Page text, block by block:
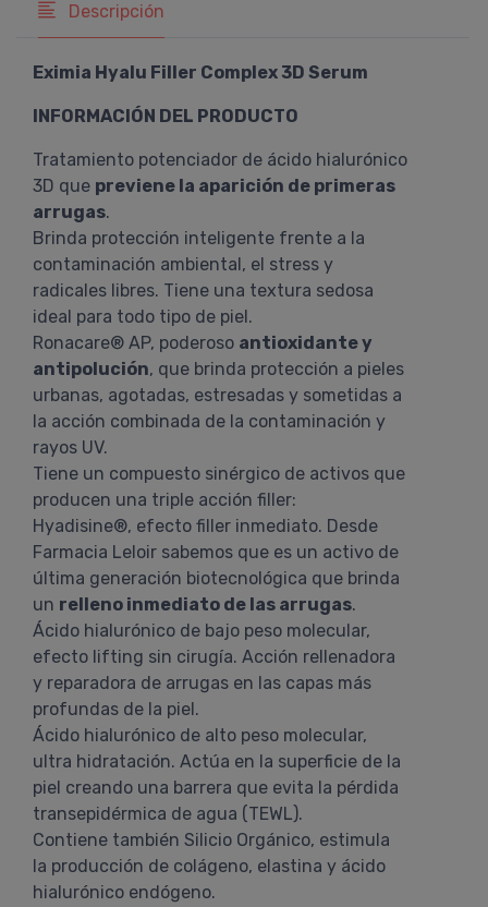
Descripción
Eximia Hyalu Filler Complex 3D Serum
INFORMACIÓN DEL PRODUCTO
Tratamiento potenciador de ácido hialurónico
3D que previene la aparición de primeras
arrugas.
Brinda protección inteligente frente a la
contaminación ambiental, el stress y
radicales libres. Tiene una textura sedosa
ideal para todo tipo de piel.
Ronacare® AP, poderoso antioxidante y
antipolución, que brinda protección a pieles
urbanas, agotadas, estresadas y sometidas a
la acción combinada de la contaminación y
rayos UV.
Tiene un compuesto sinérgico de activos que
producen una triple acción filler:
Hyadisine®, efecto filler inmediato. Desde
Farmacia Leloir sabemos que es un activo de
última generación biotecnológica que brinda
un relleno inmediato de las arrugas.
Ácido hialurónico de bajo peso molecular,
efecto lifting sin cirugía. Acción rellenadora
y reparadora de arrugas en las capas más
profundas de la piel.
Ácido hialurónico de alto peso molecular,
ultra hidratación. Actúa en la superficie de la
piel creando una barrera que evita la pérdida
transepidérmica de agua (TEWL).
Contiene también Silicio Orgánico, estimula
la producción de colágeno, elastina y ácido
hialurónico endógeno.